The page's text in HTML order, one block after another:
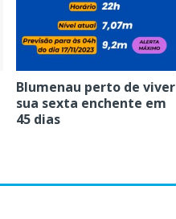
Blumenau perto de viver
sua sexta enchente em
45 dias